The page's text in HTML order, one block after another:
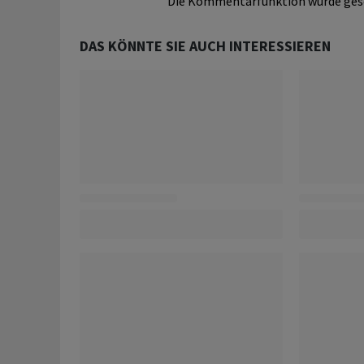
DAS KÖNNTE SIE AUCH INTERESSIEREN